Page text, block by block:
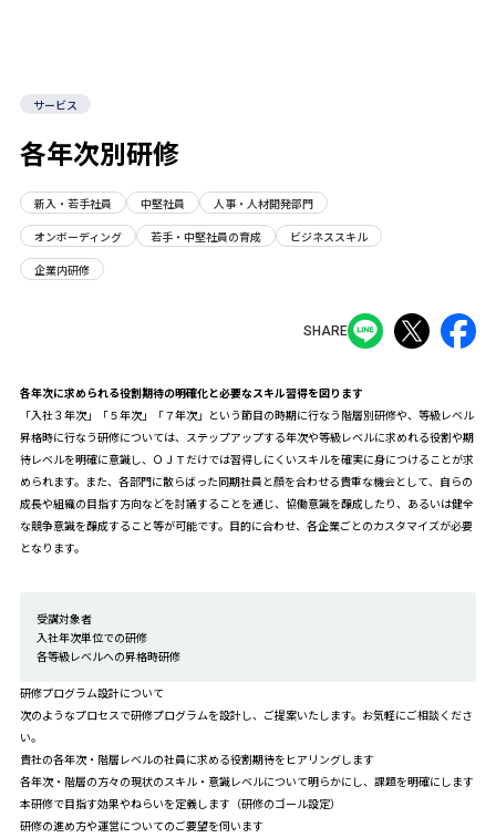
サービス
各年次別研修
新入・若手社員 中堅社員
人事・人材開発部門
オンボーディング
若手・中堅社員の育成
ビジネススキル
企業内研修
SHARE
各年次に求められる役割期待の明確化と必要なスキル習得を図ります
「入社３年次」「５年次」「７年次」という節目の時期に行なう階層別研修や、等級レベル
昇格時に行なう研修については、ステップアップする年次や等級レベルに求めれる役割や期
待レベルを明確に意識し、ＯＪＴだけでは習得しにくいスキルを確実に身につけることが求
められます。また、各部門に散らばった同期社員と顔を合わせる貴重な機会として、自らの
成長や組織の目指す方向などを討議することを通じ、協働意識を醸成したり、あるいは健全
な競争意識を醸成すること等が可能です。目的に合わせ、各企業ごとのカスタマイズが必要
となります。
受講対象者
入社年次単位での研修
各等級レベルへの昇格時研修
研修プログラム設計について
次のようなプロセスで研修プログラムを設計し、ご提案いたします。お気軽にご相談くださ
い。
貴社の各年次・階層レベルの社員に求める役割期待をヒアリングします
各年次・階層の方々の現状のスキル・意識レベルについて明らかにし、課題を明確にします
本研修で目指す効果やねらいを定義します（研修のゴール設定）
研修の進め方や運営についてのご要望を伺います